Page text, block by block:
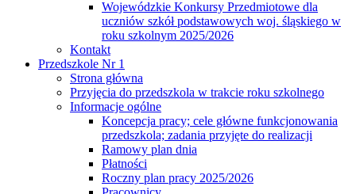
Wojewódzkie Konkursy Przedmiotowe dla
uczniów szkół podstawowych woj. śląskiego w
roku szkolnym 2025/2026
Kontakt
Przedszkole Nr 1
Strona główna
Przyjęcia do przedszkola w trakcie roku szkolnego
Informacje ogólne
Koncepcja pracy; cele główne funkcjonowania
przedszkola; zadania przyjęte do realizacji
Ramowy plan dnia
Płatności
Roczny plan pracy 2025/2026